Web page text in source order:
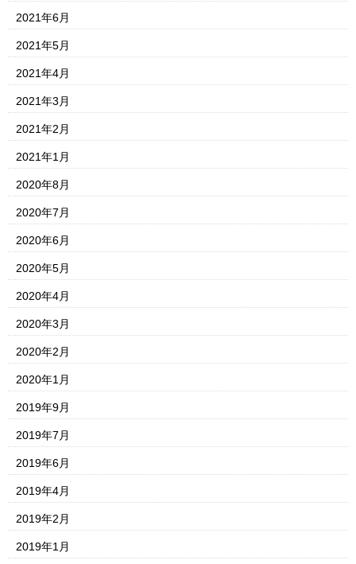
2021年6月
2021年5月
2021年4月
2021年3月
2021年2月
2021年1月
2020年8月
2020年7月
2020年6月
2020年5月
2020年4月
2020年3月
2020年2月
2020年1月
2019年9月
2019年7月
2019年6月
2019年4月
2019年2月
2019年1月